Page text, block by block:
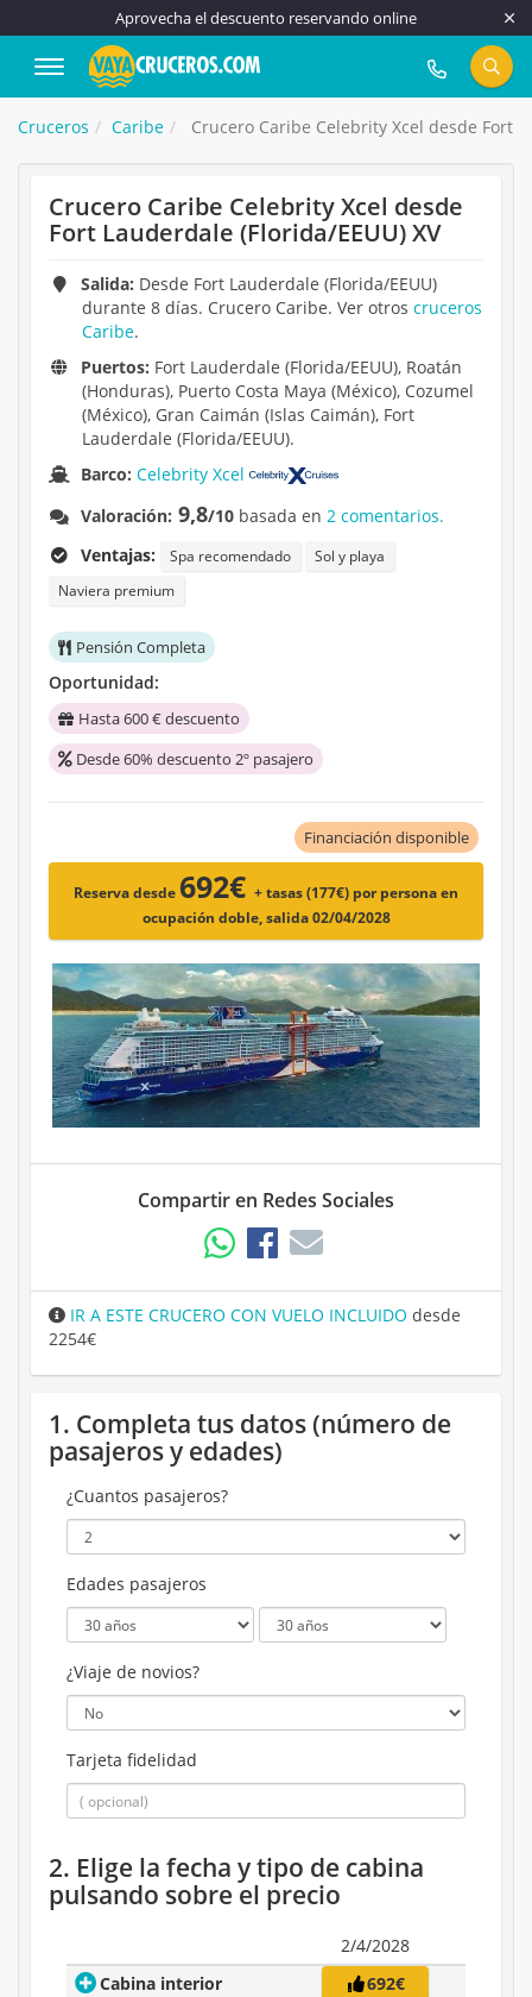
Aprovecha el descuento reservando online
917 815 555
Cruceros Caribe Crucero Caribe Celebrity Xcel desde Fort
Crucero Caribe Celebrity Xcel desde
Fort Lauderdale (Florida/EEUU) XV
Salida: Desde Fort Lauderdale (Florida/EEUU)
durante 8 días. Crucero Caribe. Ver otros cruceros
Caribe.
Puertos: Fort Lauderdale (Florida/EEUU), Roatán
(Honduras), Puerto Costa Maya (México), Cozumel
(México), Gran Caimán (Islas Caimán), Fort
Lauderdale (Florida/EEUU).
Barco:Celebrity Xcel
Valoración: 9,8/10 basada en2 comentarios.
Ventajas:
Spa recomendado
Sol y playa
Naviera premium
Pensión Completa
Oportunidad:
Hasta 600 € descuento
Desde 60% descuento 2º pasajero
Financiación disponible
Reserva desde 692€ + tasas (177€) por persona en
ocupación doble, salida 02/04/2028
Compartir en Redes Sociales
IR A ESTE CRUCERO CON VUELO INCLUIDO desde
2254€
1. Completa tus datos (número de
pasajeros y edades)
¿Cuantos pasajeros?
Edades pasajeros
¿Viaje de novios?
Tarjeta fidelidad
2. Elige la fecha y tipo de cabina
pulsando sobre el precio
2/4/2028
Cabina interior
692€